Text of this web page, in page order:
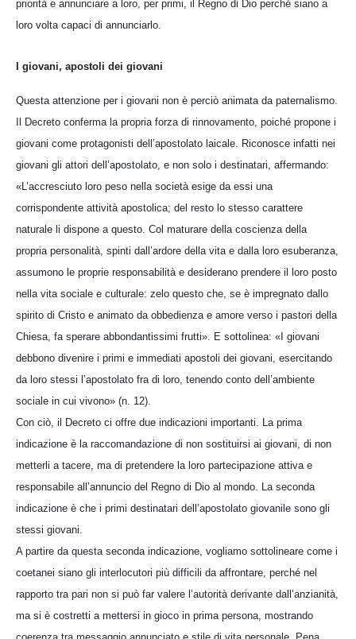
priorità e annunciare a loro, per primi, il Regno di Dio perché siano a
loro volta capaci di annunciarlo.
I giovani, apostoli dei giovani
Questa attenzione per i giovani non è perciò animata da paternalismo.
Il Decreto conferma la propria forza di rinnovamento, poiché propone i
giovani come protagonisti dell’apostolato laicale. Riconosce infatti nei
giovani gli attori dell’apostolato, e non solo i destinatari, affermando:
«L’accresciuto loro peso nella società esige da essi una
corrispondente attività apostolica; del resto lo stesso carattere
naturale li dispone a questo. Col maturare della coscienza della
propria personalità, spinti dall’ardore della vita e dalla loro esuberanza,
assumono le proprie responsabilità e desiderano prendere il loro posto
nella vita sociale e culturale: zelo questo che, se è impregnato dallo
spirito di Cristo e animato da obbedienza e amore verso i pastori della
Chiesa, fa sperare abbondantissimi frutti». E sottolinea: «I giovani
debbono divenire i primi e immediati apostoli dei giovani, esercitando
da loro stessi l’apostolato fra di loro, tenendo conto dell’ambiente
sociale in cui vivono» (n. 12).
Con ciò, il Decreto ci offre due indicazioni importanti. La prima
indicazione è la raccomandazione di non sostituirsi ai giovani, di non
metterli a tacere, ma di pretendere la loro partecipazione attiva e
responsabile all’annuncio del Regno di Dio al mondo. La seconda
indicazione è che i primi destinatari dell’apostolato giovanile sono gli
stessi giovani.
A partire da questa seconda indicazione, vogliamo sottolineare come i
coetanei siano gli interlocutori più difficili da affrontare, perché nel
rapporto tra pari non si può far valere l’autorità derivante dall’anzianità,
ma si è costretti a mettersi in gioco in prima persona, mostrando